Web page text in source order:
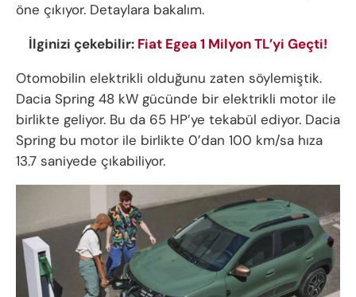
öne çıkıyor. Detaylara bakalım.
İlginizi çekebilir: Fiat Egea 1 Milyon TL’yi Geçti!
Otomobilin elektrikli olduğunu zaten söylemiştik.
Dacia Spring 48 kW gücünde bir elektrikli motor ile
birlikte geliyor. Bu da 65 HP’ye tekabül ediyor. Dacia
Spring bu motor ile birlikte 0’dan 100 km/sa hıza
13.7 saniyede çıkabiliyor.